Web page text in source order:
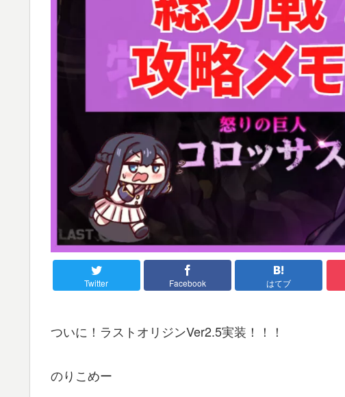
Twitter Facebook はてブ
ついに！ラストオリジンVer2.5実装！！！
のりこめー